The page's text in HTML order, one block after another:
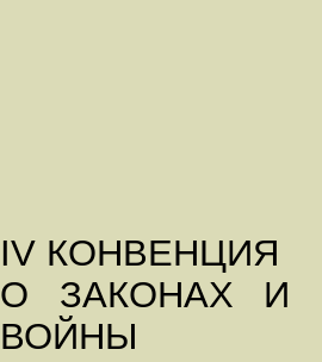
IV КОНВЕНЦИЯ
О ЗАКОНАХ И
ВОЙНЫ